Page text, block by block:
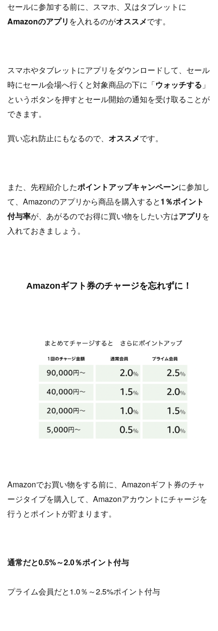
セールに参加する前に、スマホ、又はタブレットに
Amazonのアプリ を入れるのがオススメです。
スマホやタブレットにアプリをダウンロードして、セール
時にセール会場へ行くと対象商品の下に「ウォッチする 」
というボタンを押すとセール開始の通知を受け取ることが
できます。
買い忘れ防止にもなるので、 オススメです。
また、先程紹介したポイントアップキャンペーンに参加し
て、Amazonのアプリから商品を購入すると1％ポイント
付与率が、あがるのでお得に買い物をしたい方はアプリ を
入れておきましょう。
Amazonギフト券のチャージを忘れずに！
Amazonでお買い物をする前に、Amazonギフト券のチャ
ージタイプを購入して、Amazonアカウントにチャージを
行うとポイントが貯まります。
通常だと0.5%～2.0％ポイント付与
プライム会員だと1.0％～2.5%ポイント付与